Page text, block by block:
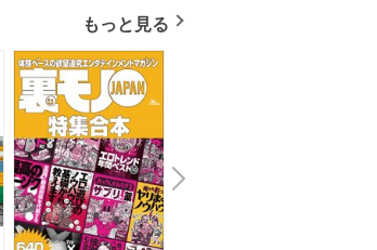
もっと見る
N
e
x
t